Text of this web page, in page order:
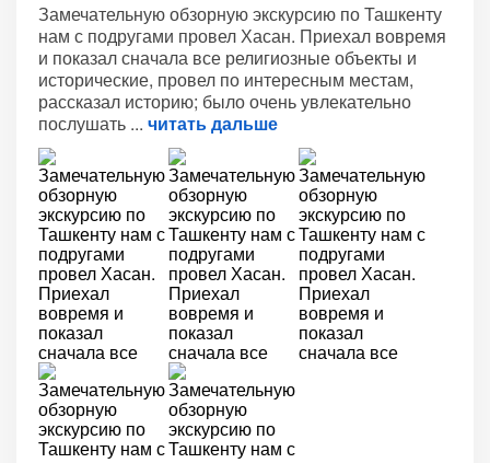
Замечательную обзорную экскурсию по Ташкенту
нам с подругами провел Хасан. Приехал вовремя
и показал сначала все религиозные объекты и
исторические, провел по интересным местам,
рассказал историю; было очень увлекательно
послушать
читать дальше